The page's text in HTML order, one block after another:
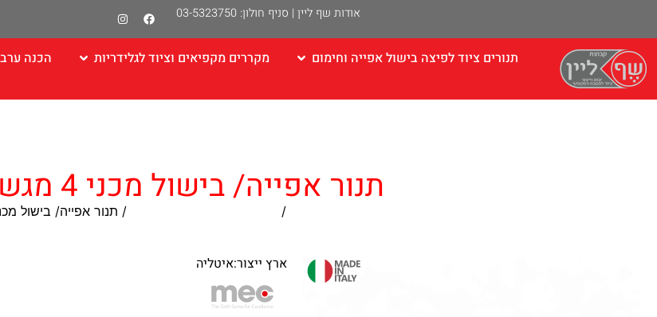
אודות שף ליין | סניף חולון: 03-5323750
תנורים ציוד לפיצה בישול אפייה וחימום מקררים מקפיאים וציוד לגלידריות הכנה
תנור אפייה/ בישול מכני 4 מגשים חד פאזי
/ / תנור אפייה/ בישול מכני 4 מגשים חד
ארץ ייצור:איטליה